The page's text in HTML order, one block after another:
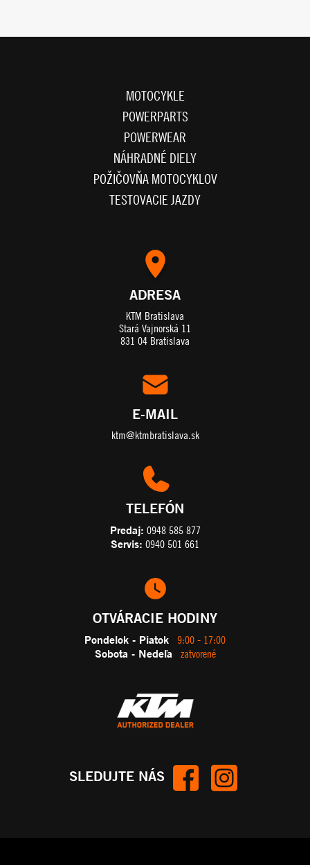
MOTOCYKLE
POWERPARTS
POWERWEAR
NÁHRADNÉ DIELY
POŽIČOVŇA MOTOCYKLOV
TESTOVACIE JAZDY
ADRESA
KTM Bratislava
Stará Vajnorská 11
831 04 Bratislava
E-MAIL
ktm@ktmbratislava.sk
TELEFÓN
Predaj: 0948 585 877
Servis: 0940 501 661
OTVÁRACIE HODINY
Pondelok - Piatok 9:00 - 17:00
Sobota - Nedeľa zatvorené
SLEDUJTE NÁS